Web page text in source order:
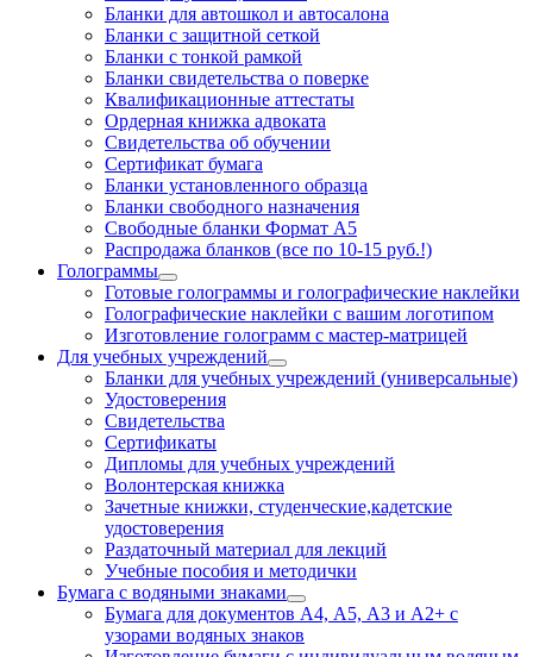
Бланки для автошкол и автосалона
Бланки с защитной сеткой
Бланки с тонкой рамкой
Бланки свидетельства о поверке
Квалификационные аттестаты
Ордерная книжка адвоката
Свидетельства об обучении
Сертификат бумага
Бланки установленного образца
Бланки свободного назначения
Свободные бланки Формат А5
Распродажа бланков (все по 10-15 руб.!)
Голограммы
Готовые голограммы и голографические наклейки
Голографические наклейки с вашим логотипом
Изготовление голограмм с мастер-матрицей
Для учебных учреждений
Бланки для учебных учреждений (универсальные)
Удостоверения
Свидетельства
Сертификаты
Дипломы для учебных учреждений
Волонтерская книжка
Зачетные книжки, студенческие,кадетские
удостоверения
Раздаточный материал для лекций
Учебные пособия и методички
Бумага с водяными знаками
Бумага для документов А4, А5, А3 и А2+ с
узорами водяных знаков